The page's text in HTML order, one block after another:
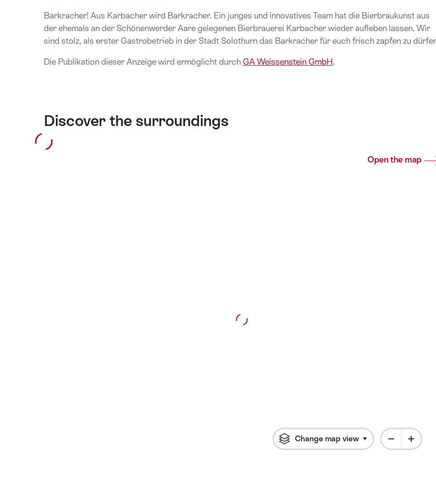
Barkracher! Aus Karbacher wird Barkracher. Ein junges und innovatives Team hat die Bierbraukunst aus
der ehemals an der Schönenwerder Aare gelegenen Bierbrauerei Karbacher wieder aufleben lassen. Wir
sind stolz, als erster Gastrobetrieb in der Stadt Solothurn das Barkracher für euch frisch zapfen zu
Die Publikation dieser Anzeige wird ermöglicht durch GA Weissenstein GmbH .
Discover the surroundings
Open the map
Change map view Click to open flyout